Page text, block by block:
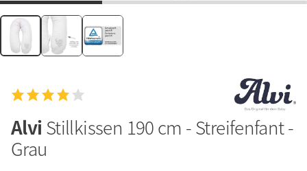
AlviStillkissen 190 cm - Streifenfant -
Grau